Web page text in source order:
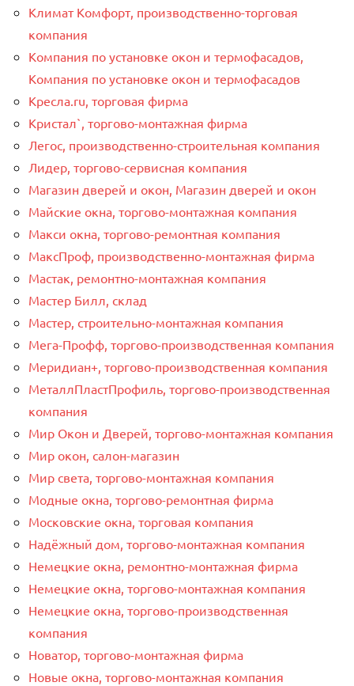
Климат Комфорт, производственно-торговая
компания
Компания по установке окон и термофасадов,
Компания по установке окон и термофасадов
Кресла.ru, торговая фирма
Кристал`, торгово-монтажная фирма
Легос, производственно-строительная компания
Лидер, торгово-сервисная компания
Магазин дверей и окон, Магазин дверей и окон
Майские окна, торгово-монтажная компания
Макси окна, торгово-ремонтная компания
МаксПроф, производственно-монтажная фирма
Мастак, ремонтно-монтажная компания
Мастер Билл, склад
Мастер, строительно-монтажная компания
Мега-Профф, торгово-производственная компания
Меридиан+, торгово-производственная компания
МеталлПластПрофиль, торгово-производственная
компания
Мир Окон и Дверей, торгово-монтажная компания
Мир окон, салон-магазин
Мир света, торгово-монтажная компания
Модные окна, торгово-ремонтная фирма
Московские окна, торговая компания
Надёжный дом, торгово-монтажная компания
Немецкие окна, ремонтно-монтажная фирма
Немецкие окна, торгово-монтажная компания
Немецкие окна, торгово-производственная
компания
Новатор, торгово-монтажная фирма
Новые окна, торгово-монтажная компания